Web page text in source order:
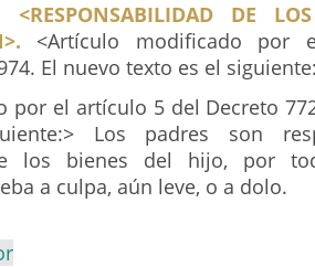
<RESPONSABILIDAD DE
<Artículo modificado por
El nuevo texto es el
por el artículo 5 del Decreto
Los padres son
los bienes del hijo, por
a culpa, aún leve, o a dolo.